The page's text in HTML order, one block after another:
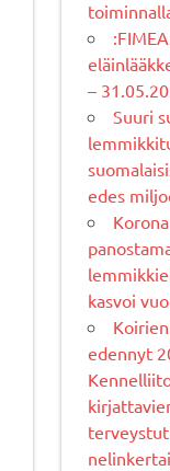
–
Suuri
edes
kasvoi
edennyt